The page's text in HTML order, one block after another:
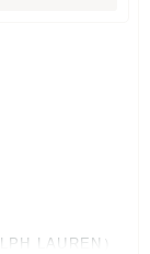
LAUREN）